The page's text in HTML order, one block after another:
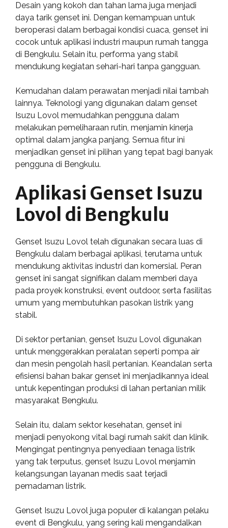
Desain yang kokoh dan tahan lama juga menjadi
daya tarik genset ini. Dengan kemampuan untuk
beroperasi dalam berbagai kondisi cuaca, genset ini
cocok untuk aplikasi industri maupun rumah tangga
di Bengkulu. Selain itu, performa yang stabil
mendukung kegiatan sehari-hari tanpa gangguan.
Kemudahan dalam perawatan menjadi nilai tambah
lainnya. Teknologi yang digunakan dalam genset
Isuzu Lovol memudahkan pengguna dalam
melakukan pemeliharaan rutin, menjamin kinerja
optimal dalam jangka panjang. Semua fitur ini
menjadikan genset ini pilihan yang tepat bagi banyak
pengguna di Bengkulu.
Aplikasi Genset Isuzu
Lovol di Bengkulu
Genset Isuzu Lovol telah digunakan secara luas di
Bengkulu dalam berbagai aplikasi, terutama untuk
mendukung aktivitas industri dan komersial. Peran
genset ini sangat signifikan dalam memberi daya
pada proyek konstruksi, event outdoor, serta fasilitas
umum yang membutuhkan pasokan listrik yang
stabil.
Di sektor pertanian, genset Isuzu Lovol digunakan
untuk menggerakkan peralatan seperti pompa air
dan mesin pengolah hasil pertanian. Keandalan serta
efisiensi bahan bakar genset ini menjadikannya ideal
untuk kepentingan produksi di lahan pertanian milik
masyarakat Bengkulu.
Selain itu, dalam sektor kesehatan, genset ini
menjadi penyokong vital bagi rumah sakit dan klinik.
Mengingat pentingnya penyediaan tenaga listrik
yang tak terputus, genset Isuzu Lovol menjamin
kelangsungan layanan medis saat terjadi
pemadaman listrik.
Genset Isuzu Lovol juga populer di kalangan pelaku
event di Bengkulu, yang sering kali mengandalkan